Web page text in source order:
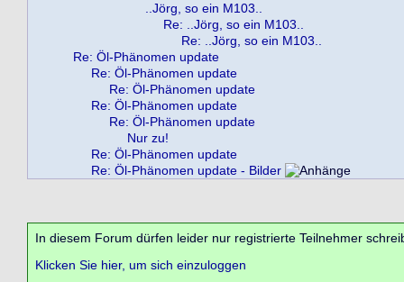
..Jörg, so ein M103..
Re: ..Jörg, so ein M103..
Re: ..Jörg, so ein M103..
Re: Öl-Phänomen update
Re: Öl-Phänomen update
Re: Öl-Phänomen update
Re: Öl-Phänomen update
Re: Öl-Phänomen update
Nur zu!
Re: Öl-Phänomen update
Re: Öl-Phänomen update - Bilder
In diesem Forum dürfen leider nur registrierte Teilnehmer
Klicken Sie hier, um sich einzuloggen